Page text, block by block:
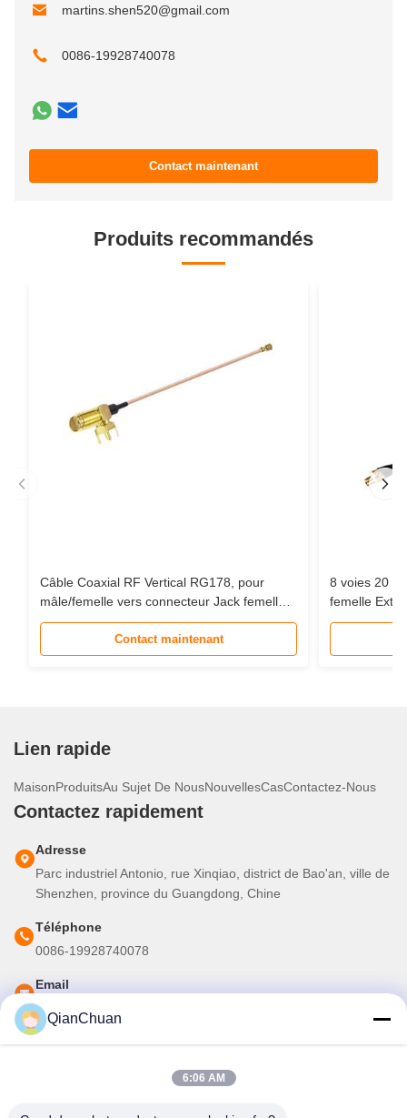
martins.shen520@gmail.com
0086-19928740078
Contact maintenant
Produits recommandés
Câble Coaxial RF Vertical RG178, pour
mâle/femelle vers connecteur Jack femelle
MHF-1, câble d'extension en queue de
Contact maintenant
8 voies 20
femelle
câble
Lien rapide
MaisonProduitsAu Sujet De NousNouvellesCasContactez-Nous
Contactez rapidement
Adresse
Parc industriel Antonio, rue Xinqiao, district de Bao'an, ville de
Shenzhen, province du Guangdong, Chine
Téléphone
0086-19928740078
Email
martins.shen520@gmail.com
QianChuan
6:06 AM